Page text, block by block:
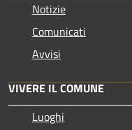
Notizie
Comunicati
Avvisi
VIVERE IL COMUNE
Luoghi